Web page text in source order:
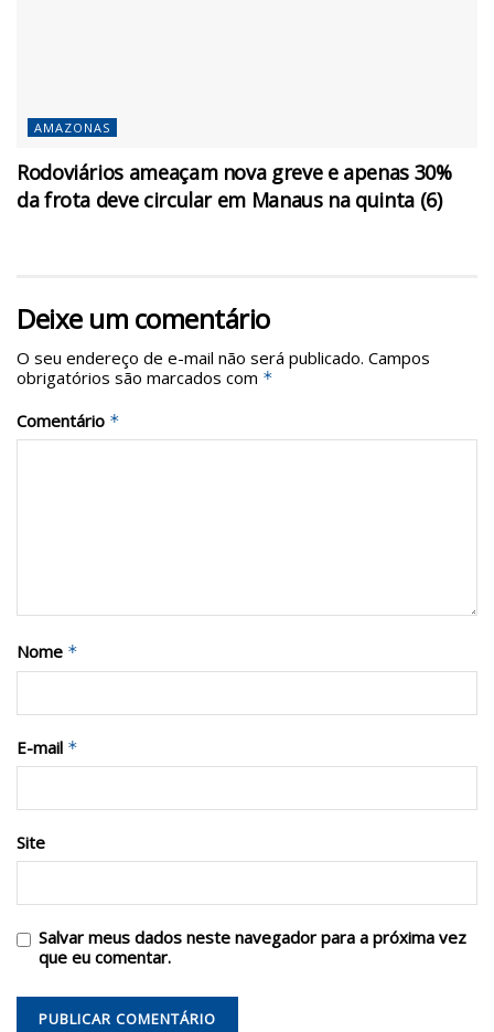
AMAZONAS
Rodoviários ameaçam nova greve e apenas 30%
da frota deve circular em Manaus na quinta (6)
Deixe um comentário
O seu endereço de e-mail não será publicado. Campos
obrigatórios são marcados com *
Comentário *
Nome *
E-mail *
Site
Salvar meus dados neste navegador para a próxima vez
que eu comentar.